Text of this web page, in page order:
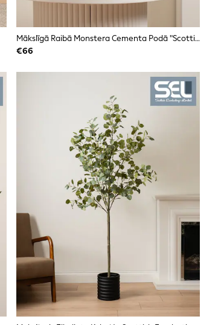
Mākslīgā Raibā Monstera Cementa Podā "Scottish Everlastings Ltd"
€66